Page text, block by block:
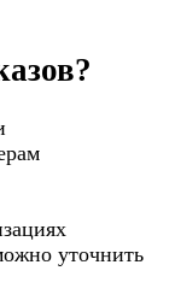
уточнить